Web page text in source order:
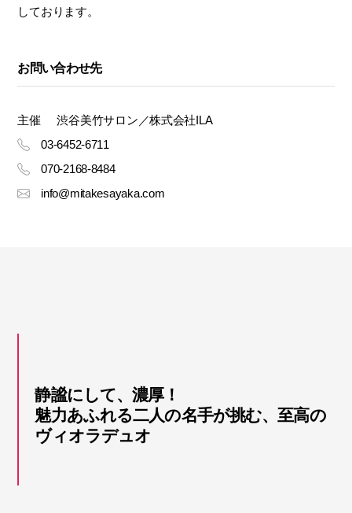
しております。
お問い合わせ先
主催
渋谷美竹サロン／株式会社ILA
03-6452-6711
070-2168-8484
info@mitakesayaka.com
静謐にして、濃厚！
魅力あふれる二人の名手が挑む、至高の
ヴィオラデュオ